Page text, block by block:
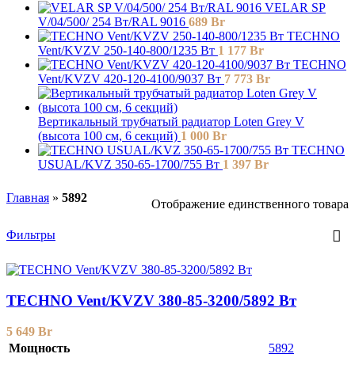
VELAR SP
V/04/500/ 254 Bт/RAL 9016 689 Br
TECHNO
Vent/KVZV 250-140-800/1235 Вт 1 177 Br
TECHNO
Vent/KVZV 420-120-4100/9037 Вт 7 773 Br
Вертикальный трубчатый радиатор Loten ‎Grey V
(высота 100 см, 6 секций) 1 000 Br
TECHNO
USUAL/KVZ 350-65-1700/755 Вт 1 397 Br
Главная » 5892 Отображение единственного товара
Фильтры
TECHNO Vent/KVZV 380-85-3200/5892 Вт
5 649 Br
Мощность
5892